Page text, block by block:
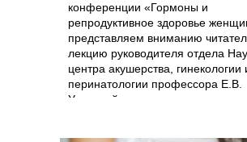
конференции «Гормоны и
репродуктивное здоровье
представляем вниманию
лекцию руководителя отдела
центра акушерства, гинекологии
перинатологии профессора Е.В.
Уваровой